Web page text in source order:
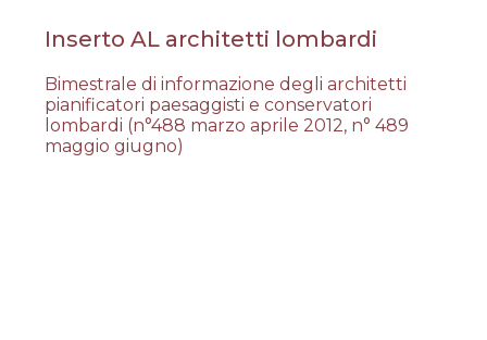
Inserto AL architetti lombardi
Bimestrale di informazione degli architetti
pianificatori paesaggisti e conservatori
lombardi (n°488 marzo aprile 2012, n° 489
maggio giugno)